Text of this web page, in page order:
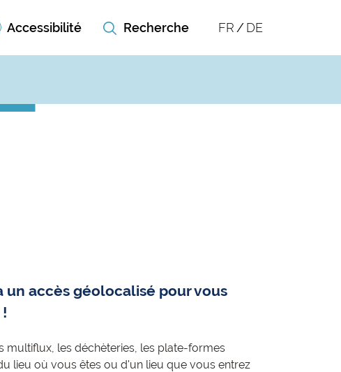
Accessibilité FR DE
accès géolocalisé pour vous
multiflux, les déchèteries, les plate-formes
lieu où vous êtes ou d'un lieu que vous entrez